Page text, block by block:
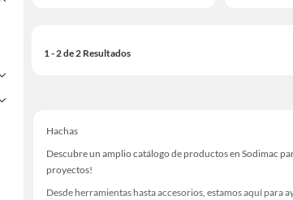
1 - 2 de 2 Resultados
Hachas
Descubre un amplio catálogo de productos en Sodimac
proyectos!
Desde herramientas hasta accesorios, estamos aquí para